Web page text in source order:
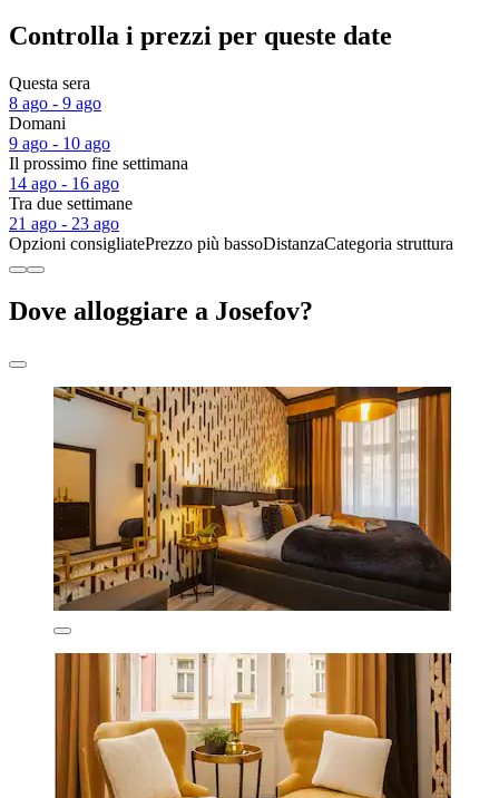
Controlla i prezzi per queste date
Questa sera
8 ago - 9 ago
Domani
9 ago - 10 ago
Il prossimo fine settimana
14 ago - 16 ago
Tra due settimane
21 ago - 23 ago
Opzioni consigliatePrezzo più bassoDistanzaCategoria struttura
Dove alloggiare a Josefov?